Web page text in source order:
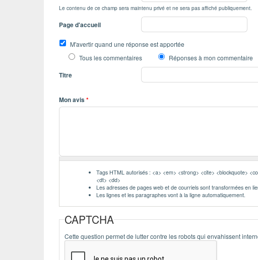
Le contenu de ce champ sera maintenu privé et ne sera pas affiché publiquement.
Page d'accueil
M'avertir quand une réponse est apportée
Tous les commentaires
Réponses à mon commentaire
Titre
Mon avis*
Tags HTML autorisés : <a> <em> <strong> <cite> <blockquote>
<dt> <dd>
Les adresses de pages web et de courriels sont transformées en
Les lignes et les paragraphes vont à la ligne automatiquement.
CAPTCHA
Cette question permet de lutter contre les robots qui envahissent